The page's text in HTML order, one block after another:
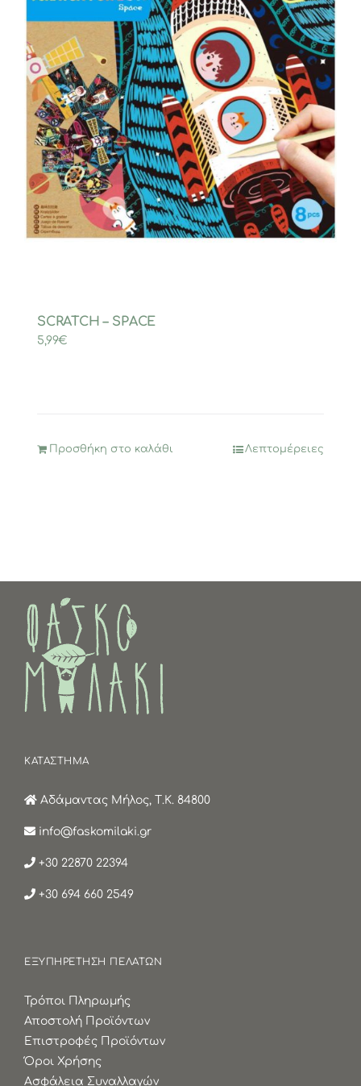
SCRATCH – SPACE
5,99€
Προσθήκη στο καλάθι Λεπτομέρειες
ΚΑΤΑΣΤΗΜΑ
Αδάμαντας Μήλος, Τ.Κ. 84800
info@faskomilaki.gr
+30 22870 22394
+30 694 660 2549
ΕΞΥΠΗΡΕΤΗΣΗ ΠΕΛΑΤΩΝ
Τρόποι Πληρωμής
Αποστολή Προϊόντων
Επιστροφές Προϊόντων
Όροι Χρήσης
Ασφάλεια Συναλλαγών